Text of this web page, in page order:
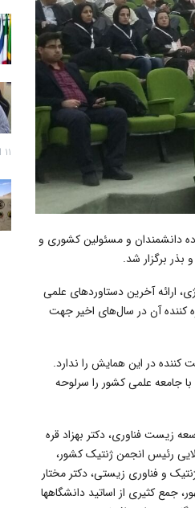
دانشمندان و مسئولین کشوری و
بذر برگزار شد.
ارائه آخرین دستاوردهای علمی
کننده آن در سال‌های اخیر جهت
کننده در این همایش را ندارد.
جامعه علمی کشور را سرلوحه
زیست فناوری، دکتر بهزاد قره
رئیس انجمن ژنتیک کشور،
و فناوری زیستی، دکتر مختار
کثیری از اساتید دانشگاهها
۱۱ اردیبهشت ۱۴۰۴